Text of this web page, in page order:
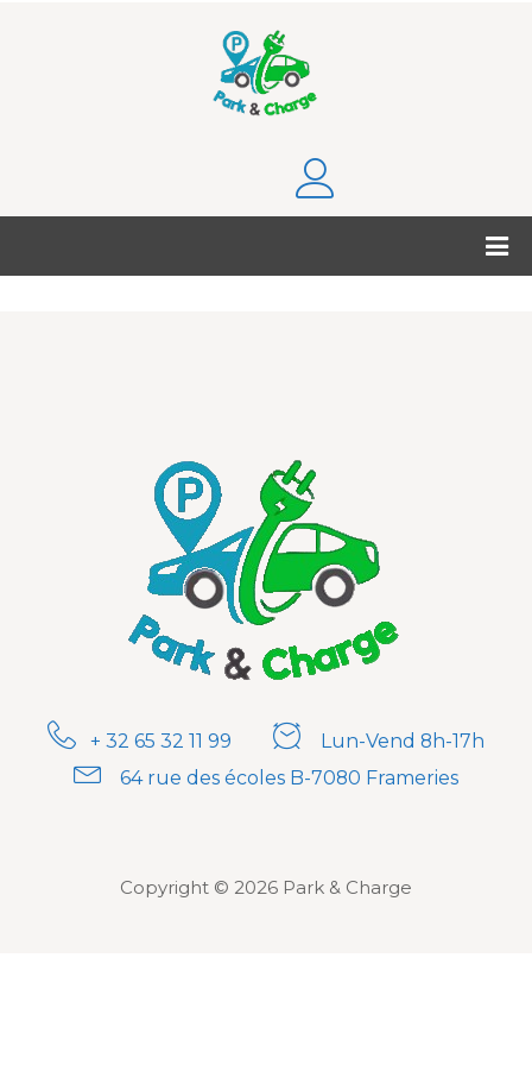
+ 32 65 32 11 99
Lun-Vend 8h-17h
64 rue des écoles B-7080 Frameries
Copyright © 2026 Park & Charge